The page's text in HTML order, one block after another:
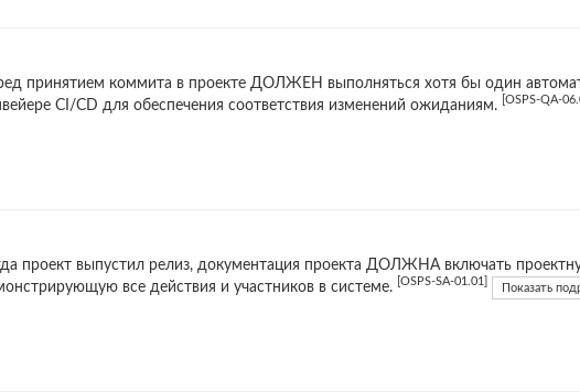
принятием коммита в проекте ДОЛЖЕН выполняться хотя бы один
CI/CD для обеспечения соответствия изменений ожиданиям.
[OSPS-QA-
проект выпустил релиз, документация проекта ДОЛЖНА включать
все действия и участников в системе.
[OSPS-SA-01.01] Показать